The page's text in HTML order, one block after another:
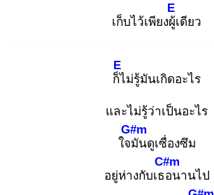
เก็บไว้เพียงผู้เ
E
ดียว
ก็ไ
E
ม่รู้มันเกิดอะไร
และไม่รู้ว่าเป็นอะไร
ใจมั
G#m
นดูเซื่องซึม
อยู่ห่างกับเธอ
C#m
นานไป